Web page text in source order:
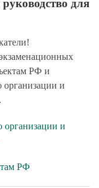
для
РФ и
организации и
организации и
РФ